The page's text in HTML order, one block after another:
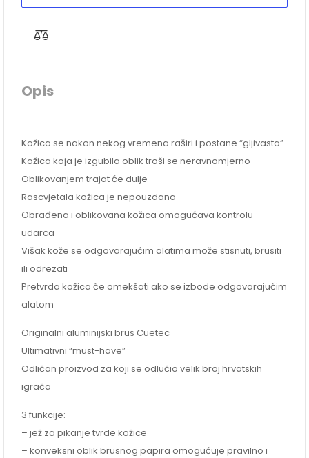
Opis
Kožica se nakon nekog vremena raširi i postane “gljivasta”
Kožica koja je izgubila oblik troši se neravnomjerno
Oblikovanjem trajat će dulje
Rascvjetala kožica je nepouzdana
Obrađena i oblikovana kožica omogućava kontrolu
udarca
Višak kože se odgovarajućim alatima može stisnuti, brusiti
ili odrezati
Pretvrda kožica će omekšati ako se izbode odgovarajućim
alatom
Originalni aluminijski brus Cuetec
Ultimativni “must-have”
Odličan proizvod za koji se odlučio velik broj hrvatskih
igrača
3 funkcije:
– jež za pikanje tvrde kožice
– konveksni oblik brusnog papira omogućuje pravilno i